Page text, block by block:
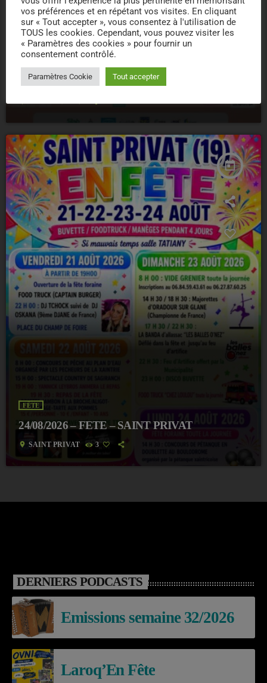
FÊTE
JEUDIS – CONCERTS CATHE TRECH –
TULLE
today
FÊTE
24/08/2026 – FETE – SAINT PRIVAT
location_on SAINT PRIVAT 3
DERNIERS PODCASTS
Emissions semaine 32/2026
Laroq’En Fête
vos préférences et en répétant vos visites. En cliquant
sur « Tout accepter », vous consentez à l'utilisation de
TOUS les cookies. Cependant, vous pouvez visiter les
« Paramètres des cookies » pour fournir un
consentement contrôlé.
Paramètres Cookie Tout accepter